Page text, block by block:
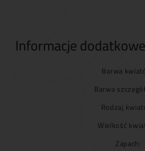
Informacje dodatkowe
Barwa
Barwa
Rodzaj
Wielkość
Zapach: